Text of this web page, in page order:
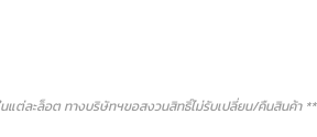
แต่ละล็อต ทางบริษัทฯขอสงวนสิทธิ์ไม่รับเปลี่ยน/คืนสินค้า **